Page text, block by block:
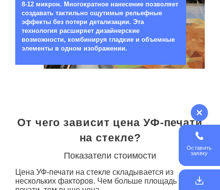
8-12 микрон. Многократное нанесение позволяет
создавать тактильно ощутимые рельефные
эффекты без потери детализации. Эта
технология расширяет дизайнерские
возможности, комбинируя гладкие и объемные
элементы в одном изображении.
От чего зависит цена УФ-печати
на стекле?
Показатели стоимости
Цена УФ-печати на стеклескладывается из
нескольких факторов. Чем больше площадь
Оставить
заявку